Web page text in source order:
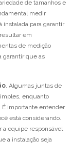
de tamanhos e
medir
instalada para garantir
em
de medição
garantir que as
. Algumas juntas de
enquanto
É importante entender
está considerando.
a equipe responsável
a instalação seja